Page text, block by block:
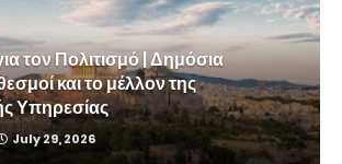
τον Πολιτισμό | Δημόσια
και το μέλλον της
Υπηρεσίας
July 29, 2026